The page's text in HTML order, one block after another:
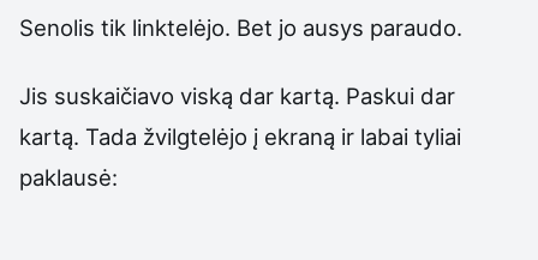
Senolis tik linktelėjo. Bet jo ausys paraudo.
Jis suskaičiavo viską dar kartą. Paskui dar
kartą. Tada žvilgtelėjo į ekraną ir labai tyliai
paklausė: